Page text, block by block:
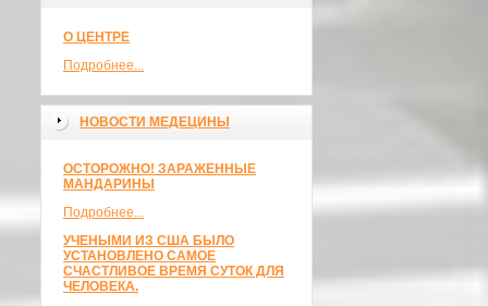
О ЦЕНТРЕ
Подробнее...
НОВОСТИ МЕДЕЦИНЫ
ОСТОРОЖНО! ЗАРАЖЕННЫЕ
МАНДАРИНЫ
Подробнее...
УЧЕНЫМИ ИЗ США БЫЛО
УСТАНОВЛЕНО САМОЕ
СЧАСТЛИВОЕ ВРЕМЯ СУТОК ДЛЯ
ЧЕЛОВЕКА.